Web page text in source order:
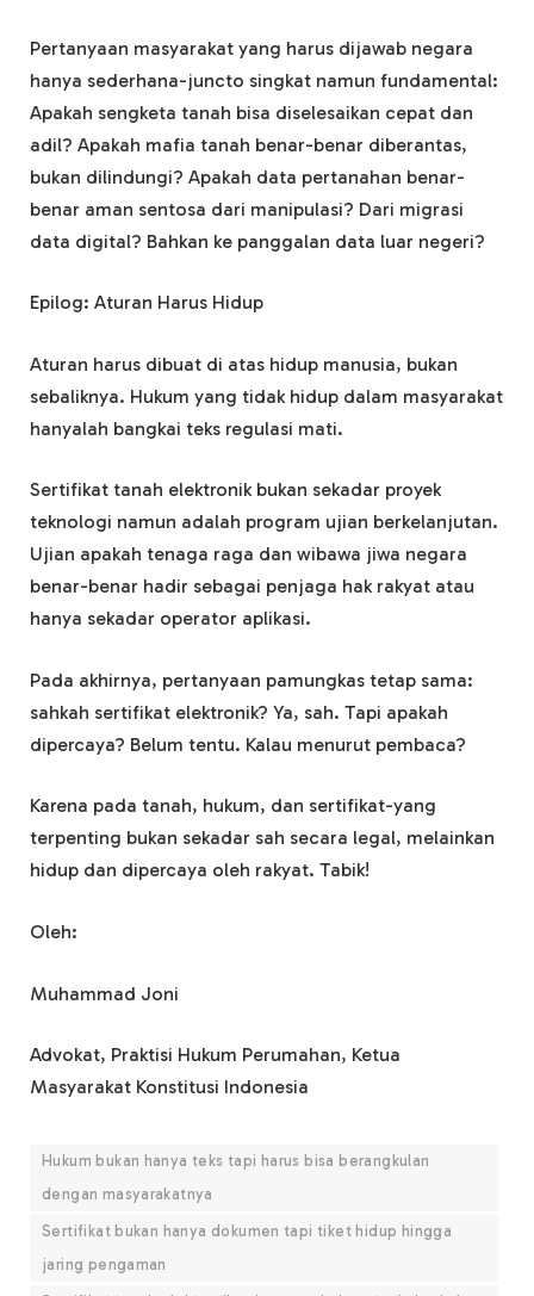
Pertanyaan masyarakat yang harus dijawab negara
hanya sederhana-juncto singkat namun fundamental:
Apakah sengketa tanah bisa diselesaikan cepat dan
adil? Apakah mafia tanah benar-benar diberantas,
bukan dilindungi? Apakah data pertanahan benar-
benar aman sentosa dari manipulasi? Dari migrasi
data digital? Bahkan ke panggalan data luar negeri?
Epilog: Aturan Harus Hidup
Aturan harus dibuat di atas hidup manusia, bukan
sebaliknya. Hukum yang tidak hidup dalam masyarakat
hanyalah bangkai teks regulasi mati.
Sertifikat tanah elektronik bukan sekadar proyek
teknologi namun adalah program ujian berkelanjutan.
Ujian apakah tenaga raga dan wibawa jiwa negara
benar-benar hadir sebagai penjaga hak rakyat atau
hanya sekadar operator aplikasi.
Pada akhirnya, pertanyaan pamungkas tetap sama:
sahkah sertifikat elektronik? Ya, sah. Tapi apakah
dipercaya? Belum tentu. Kalau menurut pembaca?
Karena pada tanah, hukum, dan sertifikat-yang
terpenting bukan sekadar sah secara legal, melainkan
hidup dan dipercaya oleh rakyat. Tabik!
Oleh:
Muhammad Joni
Advokat, Praktisi Hukum Perumahan, Ketua
Masyarakat Konstitusi Indonesia
Hukum bukan hanya teks tapi harus bisa berangkulan
dengan masyarakatnya
Sertifikat bukan hanya dokumen tapi tiket hidup hingga
jaring pengaman